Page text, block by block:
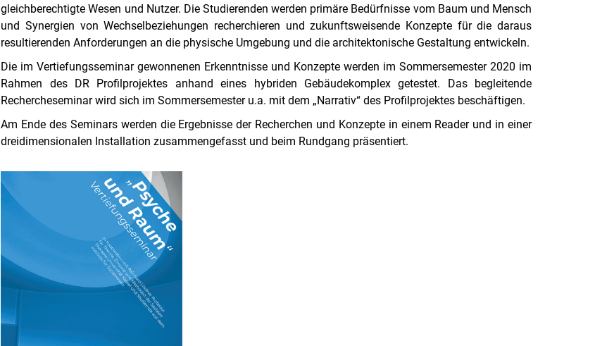
gleichberechtigte Wesen und Nutzer. Die Studierenden werden primäre Bedürfnisse vom Baum und Mensch
und Synergien von Wechselbeziehungen recherchieren und zukunftsweisende Konzepte für die daraus
resultierenden Anforderungen an die physische Umgebung und die architektonische Gestaltung entwickeln.
Die im Vertiefungsseminar gewonnenen Erkenntnisse und Konzepte werden im Sommersemester 2020 im
Rahmen des DR Profilprojektes anhand eines hybriden Gebäudekomplex getestet. Das begleitende
Rechercheseminar wird sich im Sommersemester u.a. mit dem „Narrativ“ des Profilprojektes beschäftigen.
Am Ende des Seminars werden die Ergebnisse der Recherchen und Konzepte in einem Reader und in einer
dreidimensionalen Installation zusammengefasst und beim Rundgang präsentiert.